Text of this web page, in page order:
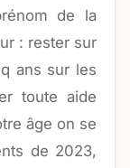
de la
: rester sur
ans sur les
toute aide
âge on se
de 2023,